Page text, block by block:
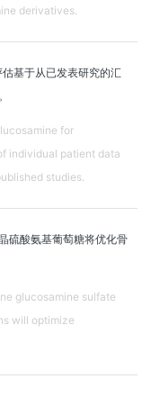
derivatives.
基于从已发表研究的汇
for
individual patient data
studies.
硫酸氨基葡萄糖将优化骨
glucosamine sulfate
will optimize